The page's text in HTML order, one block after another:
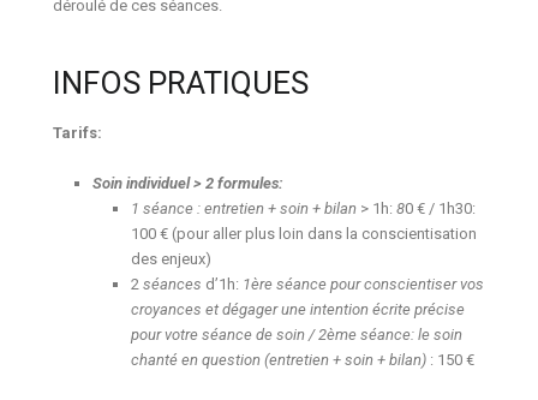
déroulé de ces séances.
INFOS PRATIQUES
Tarifs:
Soin individuel> 2 formules:
1 séance : entretien + soin + bilan > 1h: 80 € / 1h30:
100 € (pour aller plus loin dans la conscientisation
des enjeux)
2séances d’1h: 1ère séance pour conscientiser vos
croyances et dégager une intention écrite précise
pour votre séance de soin / 2ème séance: le soin
chanté en question (entretien + soin + bilan) : 150 €